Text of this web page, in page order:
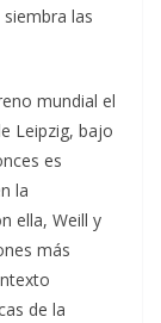
las
mundial el
Leipzig, bajo
es
la
ella, Weill y
más
de la